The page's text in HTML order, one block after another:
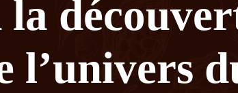
la
l’univers